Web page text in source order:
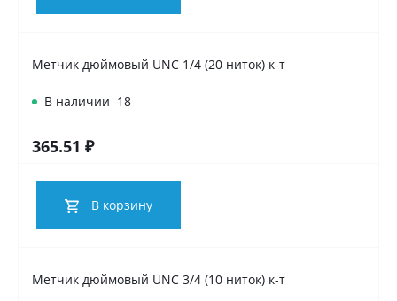
Метчик дюймовый UNC 1/4 (20 ниток) к-т
В наличии 18
365.51 ₽
В корзину
Метчик дюймовый UNC 3/4 (10 ниток) к-т